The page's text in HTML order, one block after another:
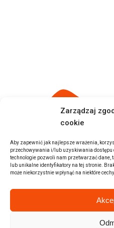
Zarządzaj
cookie
Aby zapewnić jak najlepsze wrażenia,
przechowywania i/lub uzyskiwania dostępu
technologie pozwoli nam przetwarzać
lub unikalne identyfikatory na tej stronie.
może niekorzystnie wpłynąć na niektóre
Komis samochodowy
Inne Lokalizacje
Auta z USA Rzeszów
Auta z USA Białystok
Auta z USA Kraków
Marki samochodów
Sprzedam BMW